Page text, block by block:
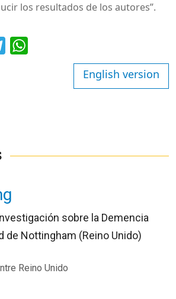
los resultados de los autores”.
Telegram
English version
sobre la Demencia
de Nottingham (Reino Unido)
Reino Unido